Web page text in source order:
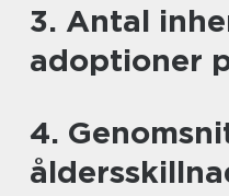
3. Antal
adoptioner
4.